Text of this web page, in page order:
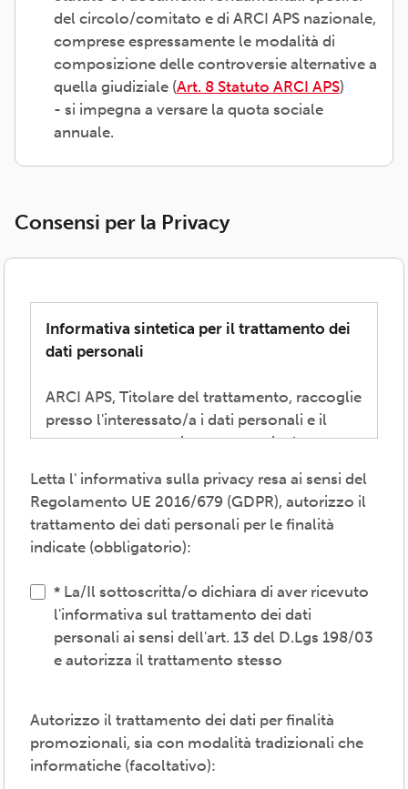
del circolo/comitato e di ARCI APS nazionale,
comprese espressamente le modalità di
composizione delle controversie alternative a
quella giudiziale (Art. 8 Statuto ARCI APS)
- si impegna a versare la quota sociale
annuale.
Consensi per la Privacy
Informativa sintetica per il trattamento dei
dati personali
ARCI APS, Titolare del trattamento, raccoglie
presso l'interessato/a i dati personali e il
consenso necessari per consentire la
perseguire i valori propri del movimento
ARCI e affermati negli atti associativi
fondamentali -anche mediante attività,
convenzioni e servizi-, provvedere agli
vigenti, inviare comunicazioni promozionali.
Il trattamento verrà effettuato: con modalità
cartacea e/o informatica; in modo lecito,
interni e/o comunicando i dati a soggetti
esterni (amministrazioni/autorità; fornitori di
specifici servizi di supporto -es. consulenza
Letta l' informativa sulla privacy resa ai sensi del
Regolamento UE 2016/679 (GDPR), autorizzo il
trattamento dei dati personali per le finalità
indicate (obbligatorio):
La/Il sottoscritta/o dichiara di aver ricevuto
l'informativa sul trattamento dei dati
personali ai sensi dell'art. 13 del D.Lgs 198/03
e autorizza il trattamento stesso
Autorizzo il trattamento dei dati per finalità
promozionali, sia con modalità tradizionali che
informatiche (facoltativo):